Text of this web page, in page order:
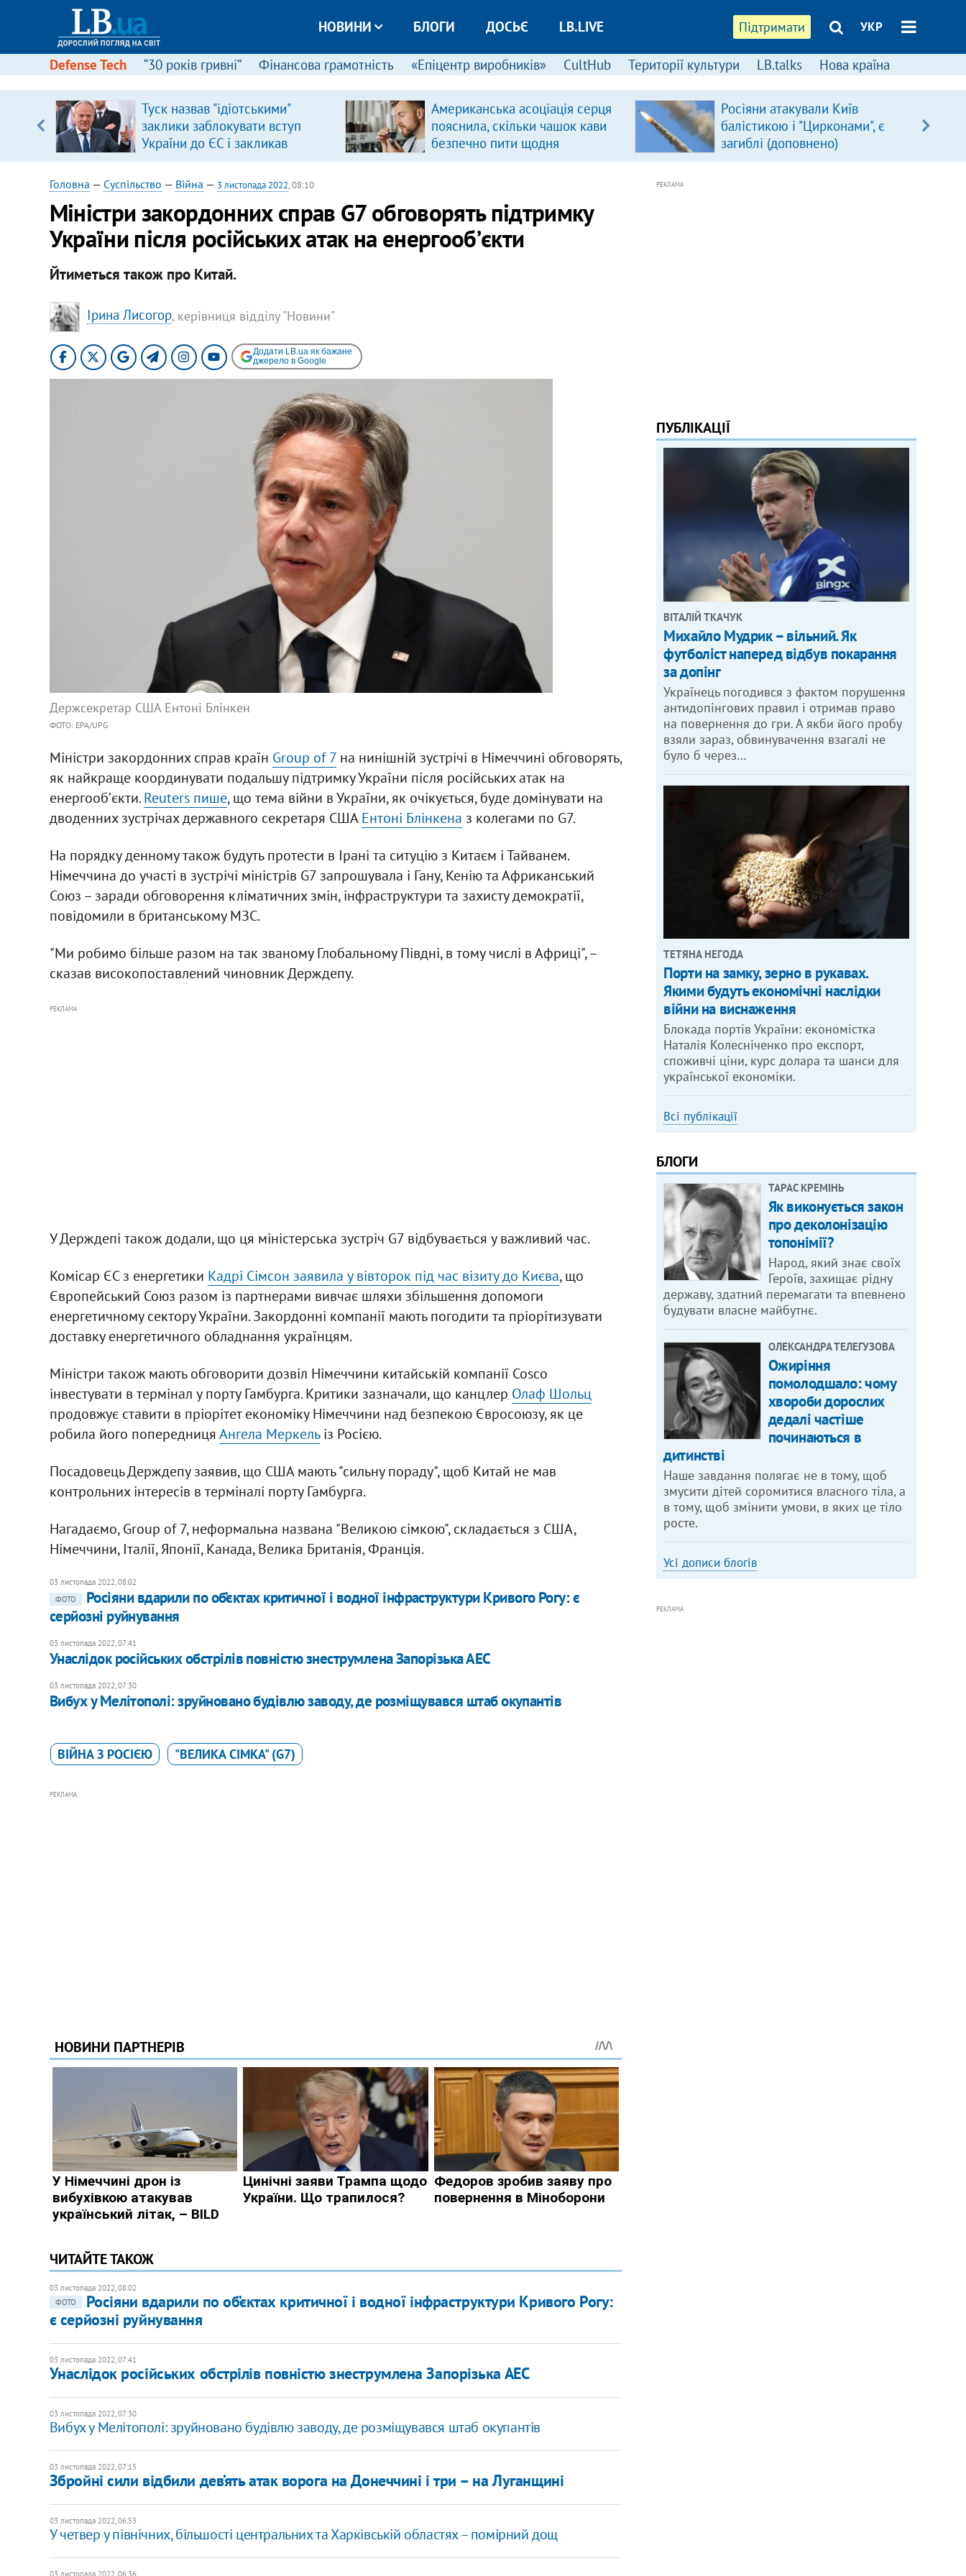
Підтримати УКР
НОВИНИ БЛОГИ ДОСЬЄ LB.LIVE
Defense Tech “30 років гривні” Фінансова грамотність «Епіцентр виробників» CultHub Території культури LB.talks Нова країна
Туск назвав "ідіотськими"
заклики заблокувати вступ
України до ЄС і закликав
припинити антиукраїнську
риторику
Американська асоціація серця
пояснила, скільки чашок кави
безпечно пити щодня
Росіяни атакували Київ
балістикою і "Цирконами", є
загиблі (доповнено)
Головна — Суспільство — Війна — 3 листопада 2022, 08:10
Міністри закордонних справ G7 обговорять підтримку
України після російських атак на енергообʼєкти
Йтиметься також про Китай.
Ірина Лисогор, керівниця відділу "Новини"
Додати LB.ua як бажане
джерело в Google
Держсекретар США Ентоні Блінкен
ФОТО: ЕРА/UPG
Міністри закордонних справ країн Group of 7на нинішній зустрічі в Німеччині обговорять,
як найкраще координувати подальшу підтримку України після російських атак на
енергообʼєкти.Reuters пише, що тема війни в України, як очікується, буде домінувати на
дводенних зустрічах державного секретаря СШАЕнтоні Блінкена з колегами по G7.
На порядку денному також будуть протести в Ірані та ситуцію з Китаєм і Тайванем.
Німеччина до участі в зустрічі міністрів G7 запрошувала і Гану, Кенію та Африканський
Союз – заради обговорення кліматичних змін, інфраструктури та захисту демократії,
повідомили в британському МЗС.
"Ми робимо більше разом на так званому Глобальному Півдні, в тому числі в Африці", –
сказав високопоставлений чиновник Держдепу.
РЕКЛАМА
У Держдепі також додали, що ця міністерська зустріч G7 відбувається у важливий час.
Комісар ЄС з енергетики Кадрі Сімсон заявила у вівторок під час візиту до Києва, що
Європейський Союз разом із партнерами вивчає шляхи збільшення допомоги
енергетичному сектору України. Закордонні компанії мають погодити та пріорітизувати
доставку енергетичного обладнання українцям.
Міністри також мають обговорити дозвіл Німеччини китайській компанії Cosco
інвестувати в термінал у порту Гамбурга. Критики зазначали, що канцлер Олаф Шольц
продовжує ставити в пріорітет економіку Німеччини над безпекою Євросоюзу, як це
робила його попередницяАнгела Меркельіз Росією.
Посадовець Держдепу заявив, що США мають "сильну пораду", щоб Китай не мав
контрольних інтересів в терміналі порту Гамбурга.
Нагадаємо, Group of 7, неформальна названа "Великою сімкою", складається з США,
Німеччини, Італії, Японії, Канада, Велика Британія, Франція.
03 листопада 2022, 08:02
ФОТО
Росіяни вдарили по об’єктах критичної і водної інфраструктури Кривого Рогу: є
серйозні руйнування
03 листопада 2022, 07:41
Унаслідок російських обстрілів повністю знеструмлена Запорізька АЕС
03 листопада 2022, 07:30
Вибух у Мелітополі: зруйновано будівлю заводу, де розміщувався штаб окупантів
ВІЙНА З РОСІЄЮ "ВЕЛИКА СІМКА" (G7)
РЕКЛАМА
ЧИТАЙТЕ ТАКОЖ
03 листопада 2022, 08:02
ФОТО
Росіяни вдарили по об’єктах критичної і водної інфраструктури Кривого Рогу:
є серйозні руйнування
03 листопада 2022, 07:41
Унаслідок російських обстрілів повністю знеструмлена Запорізька АЕС
03 листопада 2022, 07:30
Вибух у Мелітополі: зруйновано будівлю заводу, де розміщувався штаб окупантів
03 листопада 2022, 07:15
​Збройні сили відбили дев’ять атак ворога на Донеччині і три – на Луганщині
03 листопада 2022, 06:53
У четвер у північних, більшості центральних та Харківській областях – помірний дощ
РЕКЛАМА
ПУБЛІКАЦІЇ
ВІТАЛІЙ ТКАЧУК
Михайло Мудрик – вільний. Як
футболіст наперед відбув покарання
за допінг
Українець погодився з фактом порушення
антидопінгових правил і отримав право
на повернення до гри. А якби його пробу
взяли зараз, обвинувачення взагалі не
було б через…
ТЕТЯНА НЕГОДА
Порти на замку, зерно в рукавах.
Якими будуть економічні наслідки
війни на виснаження
Блокада портів України: економістка
Наталія Колесніченко про експорт,
споживчі ціни, курс долара та шанси для
української економіки.
Всі публікації
БЛОГИ
ТАРАС КРЕМІНЬ
Як виконується закон
про деколонізацію
топонімії?
Народ, який знає своїх
Героїв, захищає рідну
державу, здатний перемагати та впевнено
будувати власне майбутнє.
ОЛЕКСАНДРА ТЕЛЕГУЗОВА
Ожиріння
помолодшало: чому
хвороби дорослих
дедалі частіше
починаються в
дитинстві
Наше завдання полягає не в тому, щоб
змусити дітей соромитися власного тіла, а
в тому, щоб змінити умови, в яких це тіло
росте.
Усі дописи блогів
РЕКЛАМА